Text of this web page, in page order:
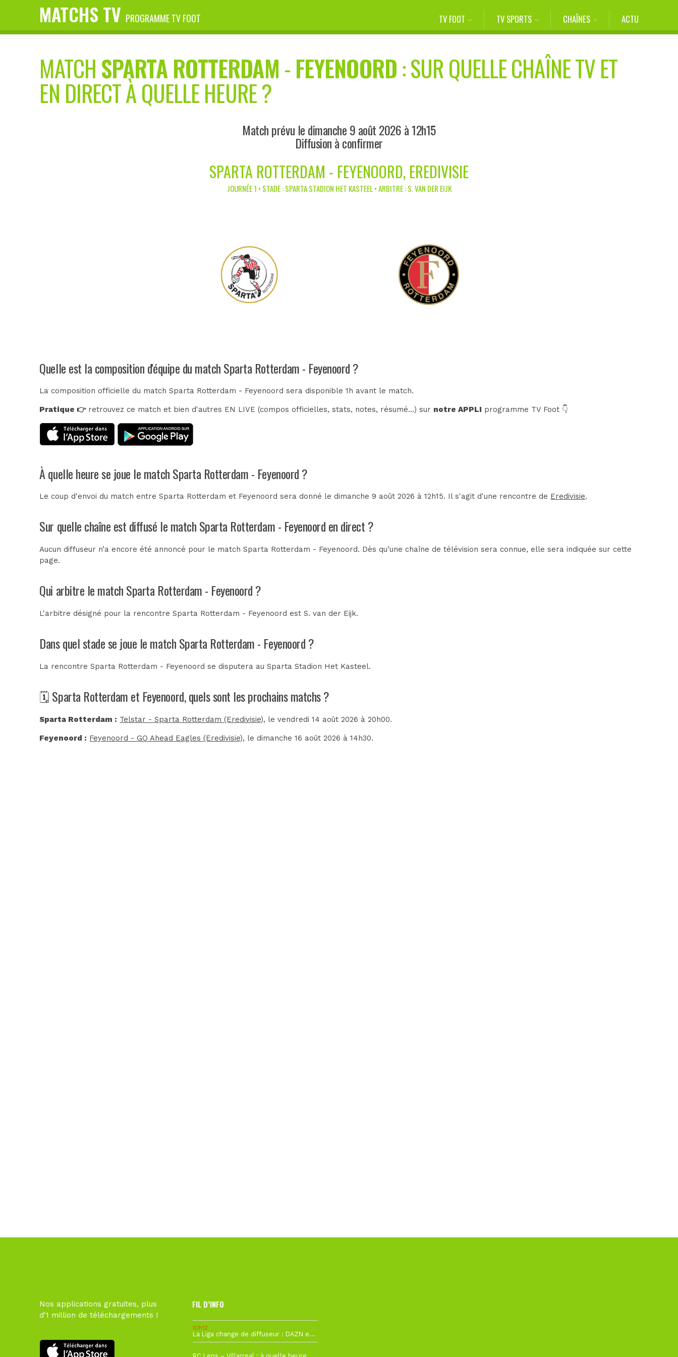
MATCHS TV PROGRAMME TV FOOT TV FOOT TV SPORTS CHAÎNES ACTU
MATCHSPARTA ROTTERDAM-FEYENOORD: SUR QUELLE CHAÎNE TV ET
EN DIRECT À QUELLE HEURE ?
Match prévu le dimanche 9 août 2026 à 12h15
Diffusion à confirmer
SPARTA ROTTERDAM - FEYENOORD, EREDIVISIE
JOURNÉE 1 • STADE : SPARTA STADION HET KASTEEL • ARBITRE : S. VAN DER EIJK
Quelle est la composition d'équipe du match Sparta Rotterdam - Feyenoord ?
La composition officielle du match Sparta Rotterdam - Feyenoord sera disponible 1h avant le match.
Pratique 👉retrouvez ce match et bien d'autres EN LIVE (compos officielles, stats, notes, résumé...) sur notre APPLI programme TV Foot 👇
À quelle heure se joue le match Sparta Rotterdam - Feyenoord ?
Le coup d'envoi du match entre Sparta Rotterdam et Feyenoord sera donné le dimanche 9 août 2026 à 12h15. Il s'agit d'une rencontre de Eredivisie.
Sur quelle chaîne est diffusé le match Sparta Rotterdam - Feyenoord en direct ?
Aucun diffuseur n’a encore été annoncé pour le match Sparta Rotterdam - Feyenoord. Dès qu’une chaîne de télévision sera connue, elle sera indiquée sur cette
page.
Qui arbitre le match Sparta Rotterdam - Feyenoord ?
L'arbitre désigné pour la rencontre Sparta Rotterdam - Feyenoord estS. van der Eijk.
Dans quel stade se joue le match Sparta Rotterdam - Feyenoord ?
La rencontre Sparta Rotterdam - Feyenoord se disputera auSparta Stadion Het Kasteel.
🗓️ Sparta Rotterdam et Feyenoord, quels sont les prochains matchs ?
Sparta Rotterdam : Telstar - Sparta Rotterdam (Eredivisie), le vendredi 14 août 2026 à 20h00.
Feyenoord : Feyenoord - GO Ahead Eagles (Eredivisie), le dimanche 16 août 2026 à 14h30.
Nos applications gratuites, plus
d'1 million de téléchargements !
FIL D’INFO
10h12
La Liga change de diffuseur : DAZN et Disney+ remplacent beIN Sports !